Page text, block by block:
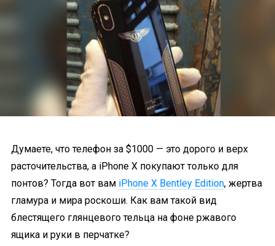
Думаете, что телефон за $1000 — это дорого и верх
расточительства, а iPhone X покупают только для
понтов? Тогда вот вам iPhone X Bentley Edition, жертва
гламура и мира роскоши. Как вам такой вид
блестящего глянцевого тельца на фоне ржавого
ящика и руки в перчатке?